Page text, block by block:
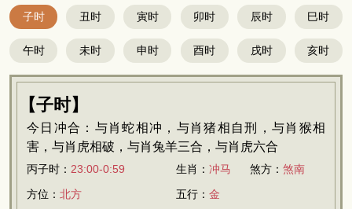
子时 丑时 寅时 卯时 辰时 巳时
午时 未时 申时 酉时 戌时 亥时
【子时】
今日冲合：与肖蛇相冲，与肖猪相自刑，与肖猴相
害，与肖虎相破，与肖兔羊三合，与肖虎六合
丙子时： 23:00-0:59 生肖： 冲马 煞方： 煞南
方位： 北方 五行： 金